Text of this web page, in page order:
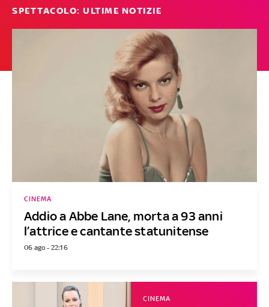
SPETTACOLO: ULTIME NOTIZIE
Addio a Abbe Lane, morta a 93 anni
l’attrice e cantante statunitense
CINEMA
06 ago - 22:16
CINEMA